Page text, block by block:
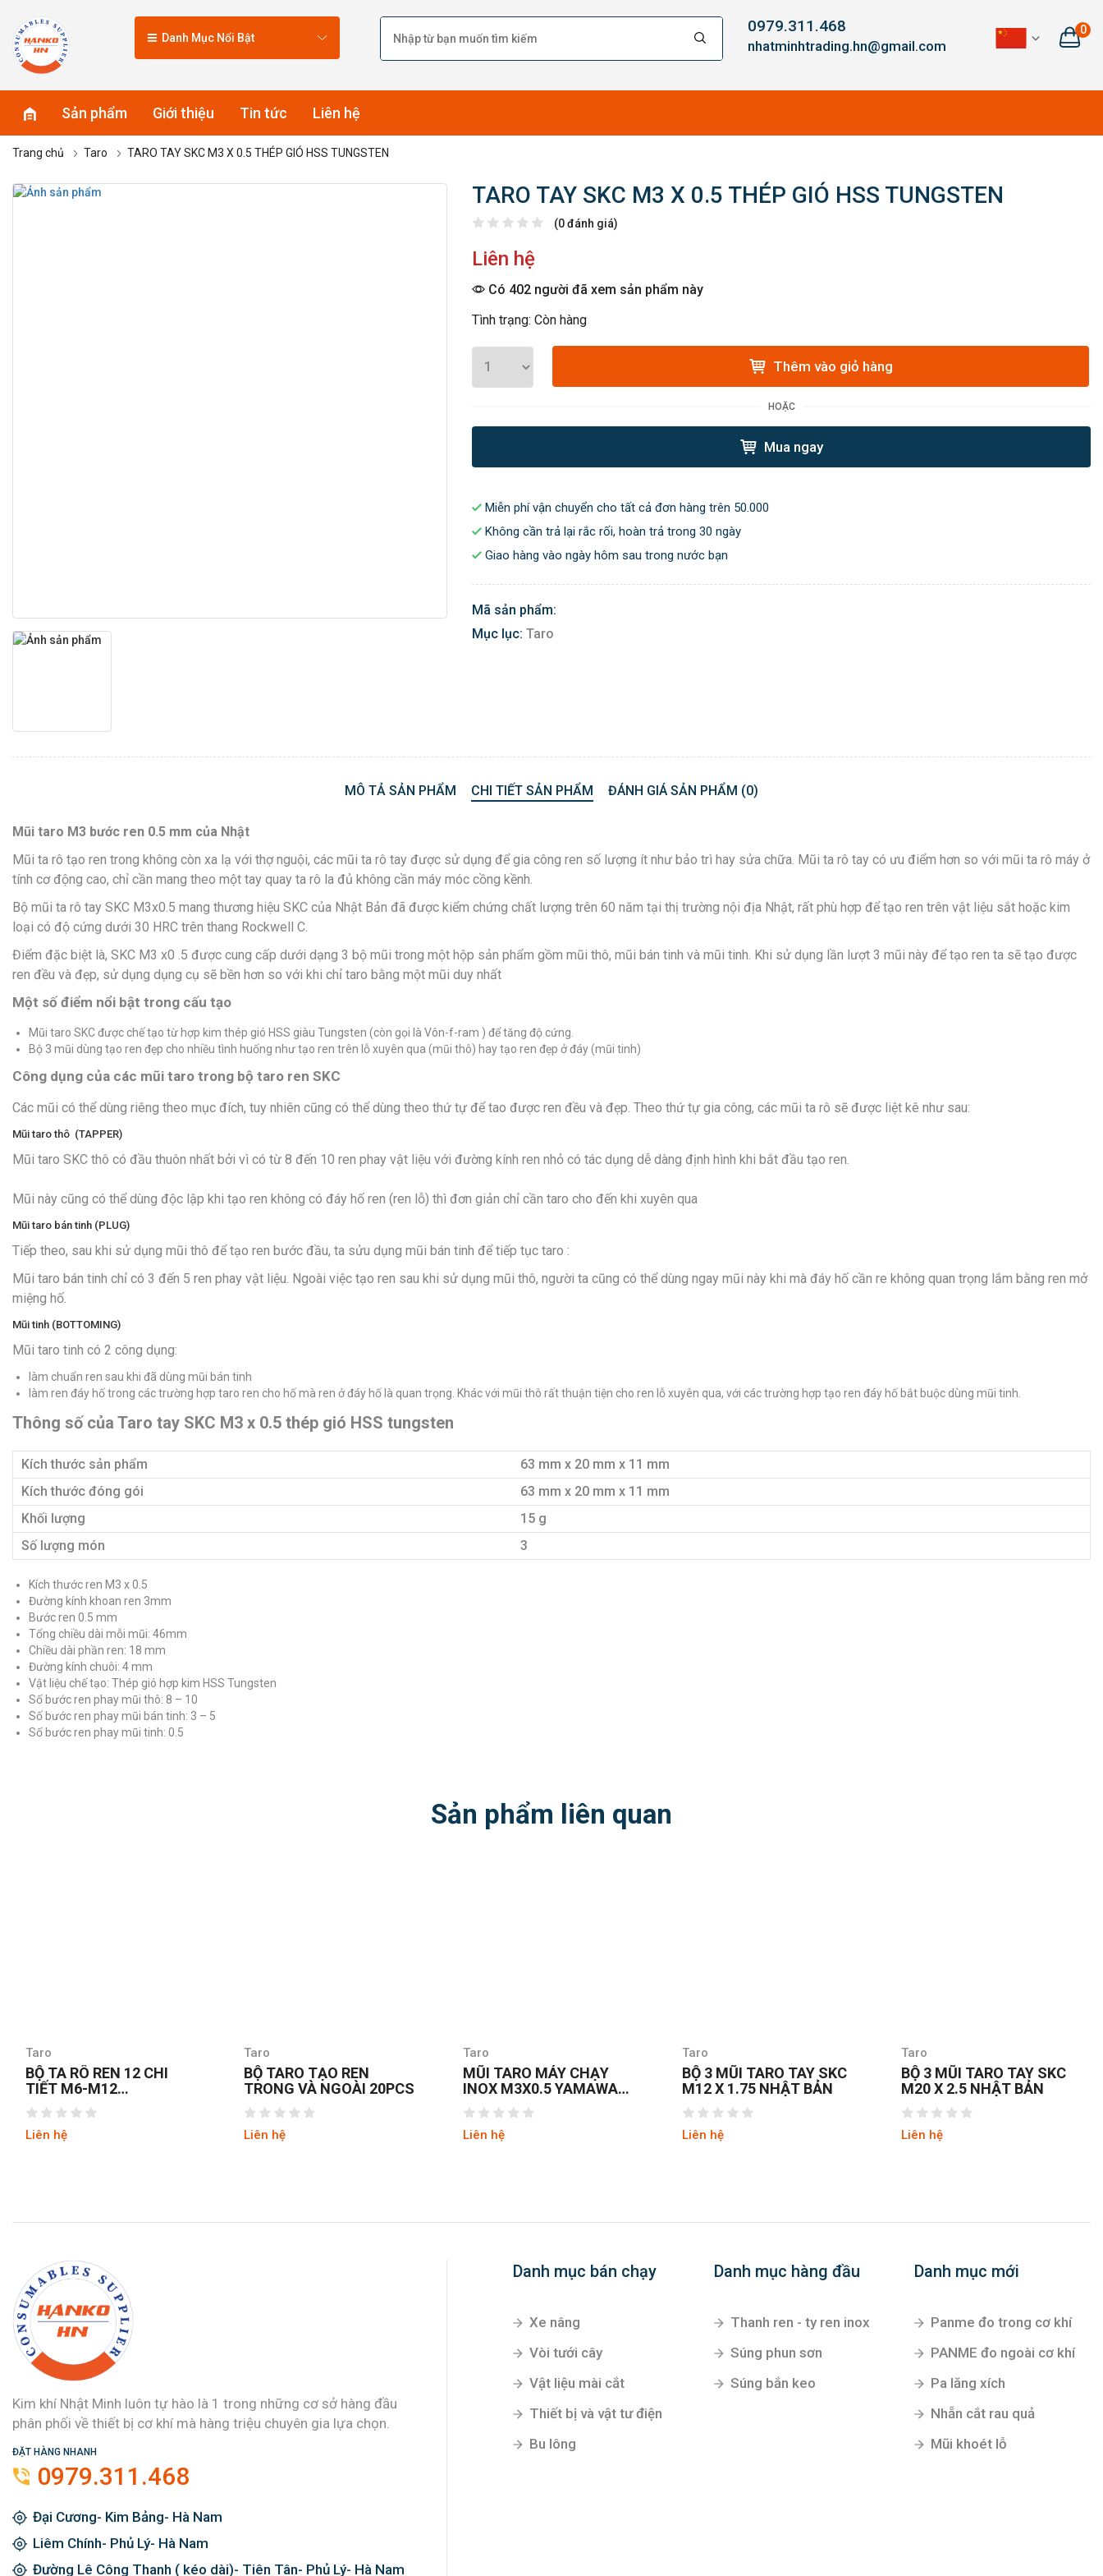
Danh Mục Nổi Bật
0979.311.468
nhatminhtrading.hn@gmail.com
0
Sản phẩm Giới thiệu Tin tức Liên hệ
Trang chủ Taro TARO TAY SKC M3 X 0.5 THÉP GIÓ HSS TUNGSTEN
TARO TAY SKC M3 X 0.5 THÉP GIÓ HSS TUNGSTEN
(0 đánh giá)
Liên hệ
Có 402 người đã xem sản phẩm này
Tình trạng: Còn hàng
Thêm vào giỏ hàng
HOẶC
Mua ngay
Miễn phí vận chuyển cho tất cả đơn hàng trên 50.000
Không cần trả lại rắc rối, hoàn trả trong 30 ngày
Giao hàng vào ngày hôm sau trong nước bạn
Mã sản phẩm:
Mục lục: Taro
MÔ TẢ SẢN PHẨM CHI TIẾT SẢN PHẨM ĐÁNH GIÁ SẢN PHẨM (0)
Mũi taro M3 bước ren 0.5 mm của Nhật
Mũi ta rô tạo ren trong không còn xa lạ với thợ nguội, các mũi ta rô tay được sử dụng để gia công ren số lượng ít như bảo trì hay sửa chữa. Mũi ta rô tay có ưu điểm hơn so với mũi ta rô máy ở
tính cơ động cao, chỉ cần mang theo một tay quay ta rô la đủ không cần máy móc cồng kềnh.
Bộ mũi ta rô tay SKC M3x0.5 mang thương hiệu SKC của Nhật Bản đã được kiểm chứng chất lượng trên 60 năm tại thị trường nội địa Nhật, rất phù hợp để tạo ren trên vật liệu sắt hoặc kim
loại có độ cứng dưới 30 HRC trên thang Rockwell C.
Điểm đặc biệt là, SKC M3 x0 .5 được cung cấp dưới dạng 3 bộ mũi trong một hộp sản phẩm gồm mũi thô, mũi bán tinh và mũi tinh. Khi sử dụng lần lượt 3 mũi này để tạo ren ta sẽ tạo được
ren đều và đẹp, sử dụng dụng cụ sẽ bền hơn so với khi chỉ taro bằng một mũi duy nhất
Một số điểm nổi bật trong cấu tạo
Mũi taro SKC được chế tạo từ hợp kim thép gió HSS giàu Tungsten (còn gọi là Vôn-f-ram ) để tăng độ cứng.
Bộ 3 mũi dùng tạo ren đẹp cho nhiều tình huống như tạo ren trên lỗ xuyên qua (mũi thô) hay tạo ren đẹp ở đáy (mũi tinh)
Công dụng của các mũi taro trong bộ taro ren SKC
Các mũi có thể dùng riêng theo mục đích, tuy nhiên cũng có thể dùng theo thứ tự để tao được ren đều và đẹp. Theo thứ tự gia công, các mũi ta rô sẽ được liệt kê như sau:
Mũi taro thô (TAPPER)
Mũi taro SKC thô có đầu thuôn nhất bởi vì có từ 8 đến 10 ren phay vật liệu với đường kính ren nhỏ có tác dụng dễ dàng định hình khi bắt đầu tạo ren.
Mũi này cũng có thể dùng độc lập khi tạo ren không có đáy hố ren (ren lỗ) thì đơn giản chỉ cần taro cho đến khi xuyên qua
Mũi taro bán tinh (PLUG)
Tiếp theo, sau khi sử dụng mũi thô để tạo ren bước đầu, ta sửu dụng mũi bán tinh để tiếp tục taro :
Mũi taro bán tinh chỉ có 3 đến 5 ren phay vật liệu. Ngoài việc tạo ren sau khi sử dụng mũi thô, người ta cũng có thể dùng ngay mũi này khi mà đáy hố cần re không quan trọng lắm bằng ren mở
miệng hố.
Mũi tinh (BOTTOMING)
Mũi taro tinh có 2 công dụng:
làm chuẩn ren sau khi đã dùng mũi bán tinh
làm ren đáy hố trong các trường hợp taro ren cho hố mà ren ở đáy hố là quan trọng. Khác với mũi thô rất thuận tiện cho ren lỗ xuyên qua, với các trường hợp tạo ren đáy hố bắt buộc dùng mũi tinh.
Thông số của Taro tay SKC M3 x 0.5 thép gió HSS tungsten
Kích thước sản phẩm
63 mm x 20 mm x 11 mm
Kích thước đóng gói
63 mm x 20 mm x 11 mm
Khối lượng
15 g
Số lượng món
3
Kích thước ren M3 x 0.5
Đường kính khoan ren 3mm
Bước ren 0.5 mm
Tổng chiều dài mỗi mũi: 46mm
Chiều dài phần ren: 18 mm
Đường kính chuôi: 4 mm
Vật liệu chế tạo: Thép gió hợp kim HSS Tungsten
Số bước ren phay mũi thô: 8 – 10
Số bước ren phay mũi bán tinh: 3 – 5
Số bước ren phay mũi tinh: 0.5
Sản phẩm liên quan
Taro
BỘ TARO TẠO REN
TRONG VÀ NGOÀI 20PCS
Liên hệ
Taro
MŨI TARO MÁY CHẠY
INOX M3X0.5 YAMAWA
SUPP3.0G
Liên hệ
Taro
BỘ 3 MŨI TARO TAY SKC
M12 X 1.75 NHẬT BẢN
Liên hệ
Taro
BỘ 3 MŨI TARO TAY SKC
M20 X 2.5 NHẬT BẢN
Liên hệ
Taro
MŨI TA RÔ TAY SKC M6 X
1.0 NHẬT
Liên hệ
Kim khí Nhật Minh luôn tự hào là 1 trong những cơ sở hàng đầu
phân phối về thiết bị cơ khí mà hàng triệu chuyên gia lựa chọn.
ĐẶT HÀNG NHANH
0979.311.468
Đại Cương- Kim Bảng- Hà Nam
Liêm Chính- Phủ Lý- Hà Nam
Đường Lê Công Thanh ( kéo dài)- Tiên Tân- Phủ Lý- Hà Nam
Danh mục bán chạy
Xe nâng
Vòi tưới cây
Vật liệu mài cắt
Thiết bị và vật tư điện
Bu lông
Danh mục hàng đầu
Thanh ren - ty ren inox
Súng phun sơn
Súng bắn keo
Danh mục mới
Panme đo trong cơ khí
PANME đo ngoài cơ khí
Pa lăng xích
Nhẵn cắt rau quả
Mũi khoét lỗ